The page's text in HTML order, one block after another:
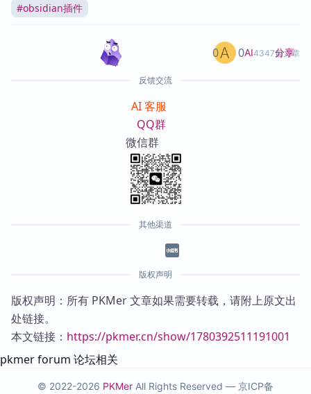
#obsidian插件
AI4347篇文章
0 0 分享
反馈交流
AI 客服
QQ群
微信群
其他渠道
版权声明
版权声明：所有 PKMer 文章如果需要转载，请附上原文出
处链接。
本文链接： https://pkmer.cn/show/1780392511191001
pkmer forum 论坛相关
© 2022-2026 PKMer All Rights Reserved — 京ICP备